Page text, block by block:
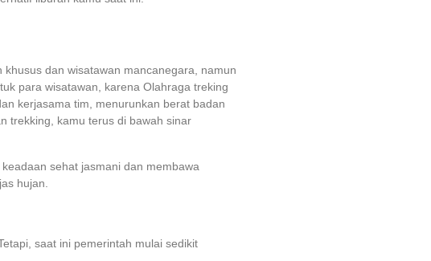
dan wisatawan mancanegara, namun
para wisatawan, karena Olahraga treking
kerjasama tim, menurunkan berat badan
trekking, kamu terus di bawah sinar
sehat jasmani dan membawa
hujan.
saat ini pemerintah mulai sedikit